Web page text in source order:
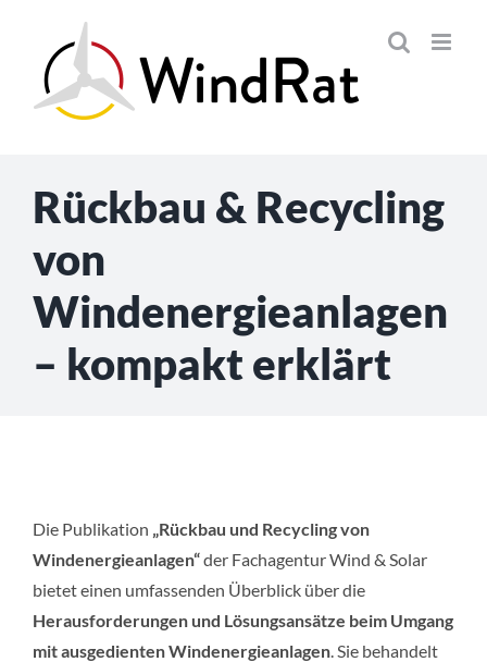
content
Rückbau & Recycling
von
Windenergieanlagen
– kompakt erklärt
Die Publikation „Rückbau und Recycling von
Windenergieanlagen“der Fachagentur Wind & Solar
bietet einen umfassenden Überblick über die
Herausforderungen und Lösungsansätze beim Umgang
mit ausgedienten Windenergieanlagen. Sie behandelt